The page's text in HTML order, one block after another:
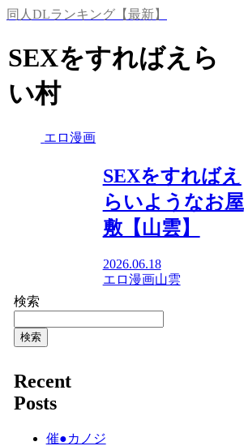
同人DLランキング【最新】
SEXをすればえら
い村
エロ漫画
SEXをすればえ
らいようなお屋
敷【山雲】
2026.06.18
エロ漫画山雲
検索
検索
Recent
Posts
催●カノジ